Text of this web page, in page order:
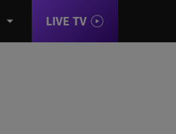
LIVE TV